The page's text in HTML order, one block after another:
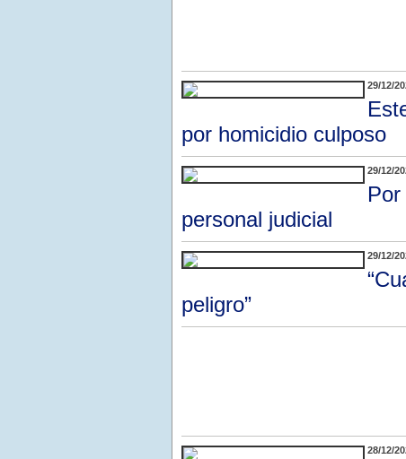
29/12/
por homicidio culposo
29/12/
personal judicial
29/12/
peligro”
28/12/